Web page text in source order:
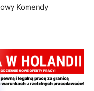
Komendy